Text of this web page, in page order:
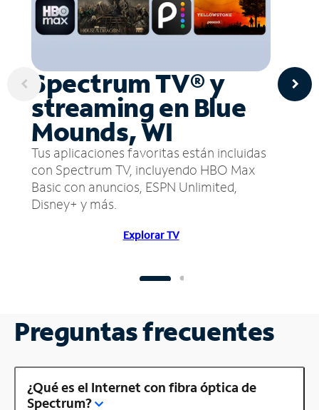
Spectrum TV® y
streaming en Blue
Mounds, WI
Tus aplicaciones favoritas están incluidas
con Spectrum TV, incluyendo HBO Max
Basic con anuncios, ESPN Unlimited,
Disney+ y más.
Explorar TV
Preguntas frecuentes
¿Qué es el Internet con fibra óptica de
Spectrum?